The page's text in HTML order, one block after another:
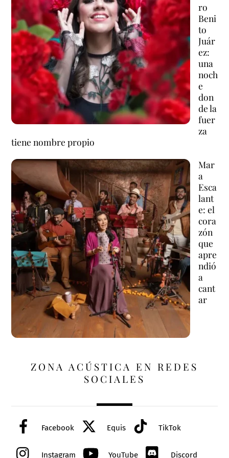
ro
Beni
to
Juár
ez:
una
noch
e
don
de la
fuer
za
tiene nombre propio
Mar
a
Esca
lant
e: el
cora
zón
que
apre
ndió
a
cant
ar
ZONA ACÚSTICA EN REDES
SOCIALES
Facebook Equis TikTok
Instagram YouTube Discord